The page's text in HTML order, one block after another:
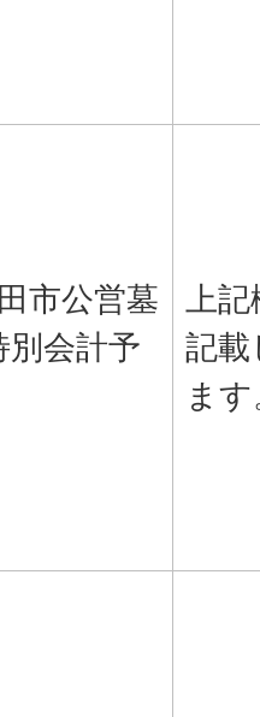
市公営墓
別会計予
上
記載
ま